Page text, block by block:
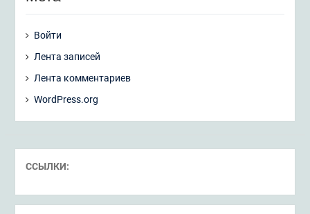
Войти
Лента записей
Лента комментариев
WordPress.org
ССЫЛКИ: